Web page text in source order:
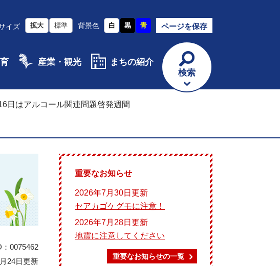
イズ 拡大 標準 背景色 白 黒 青 ページを保存
産業・観光
まちの紹介
検索
日はアルコール関連問題啓発週間
0075462
24日更新
重要なお知らせ
2026年7月30日更新
セアカゴケグモに注意！
2026年7月28日更新
地震に注意してください
重要なお知らせの一覧